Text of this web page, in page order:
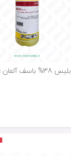
بلیس 38% باسف آلمان 0.5kg